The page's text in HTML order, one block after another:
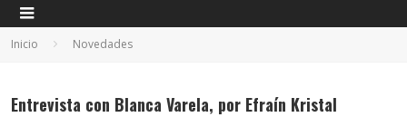
Inicio Novedades
Entrevista con Blanca Varela, por Efraín Kristal